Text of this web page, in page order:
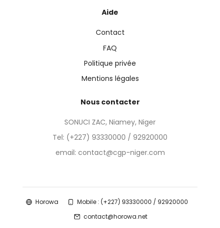
Aide
Contact
FAQ
Politique privée
Mentions légales
Nous contacter
SONUCI ZAC, Niamey, Niger
Tel: (+227) 93330000 / 92920000
email: contact@cgp-niger.com
Horowa
Mobile : (+227) 93330000 / 92920000
contact@horowa.net